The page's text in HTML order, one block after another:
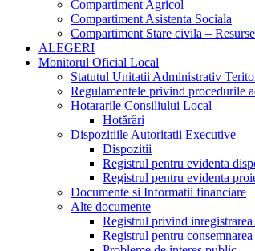
Compartiment Agricol
Compartiment Asistenta Sociala
Compartiment Stare civila –
ALEGERI
Monitorul Oficial Local
Statutul Unitatii Administrativ
Regulamentele privind procedurile
Hotararile Consiliului Local
Hotărâri
Dispozitiile Autoritatii Executive
Dispozitii
Registrul pentru evidenta
Registrul pentru evidenta
Documente si Informatii financiare
Alte documente
Registrul privind
Registrul pentru